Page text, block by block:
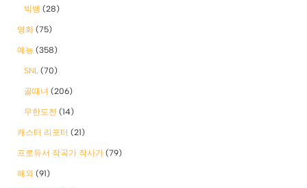
빅뱅 (28)
영화 (75)
예능 (358)
SNL (70)
골때녀 (206)
무한도전 (14)
캐스터 리포터 (21)
프로듀서 작곡가 작사가 (79)
해외 (91)